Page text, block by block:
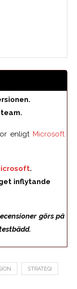
enligt Microsoft
.
inflytande
görs på
STRATEGI